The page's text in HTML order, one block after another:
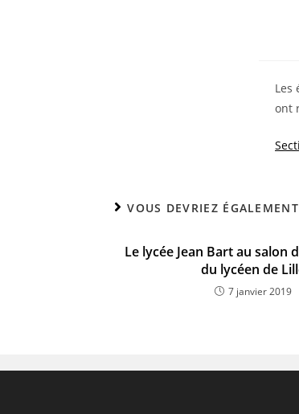
Les
ont
VOUS DEVRIEZ
Le lycée Jean Bart au salon
du lycéen de
7 janvier 2019